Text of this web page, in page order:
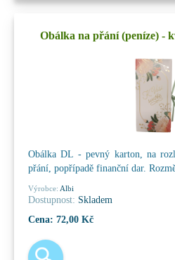
Obálka na přání (peníze) -
Obálka DL - pevný karton, na
přání, popřípadě finanční dar.
Výrobce: Albi
Dostupnost: Skladem
Cena: 72,00 Kč